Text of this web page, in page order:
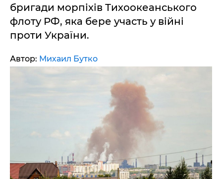
бригади морпіхів Тихоокеанського
флоту РФ, яка бере участь у війні
проти України.
Автор: Михаил Бутко